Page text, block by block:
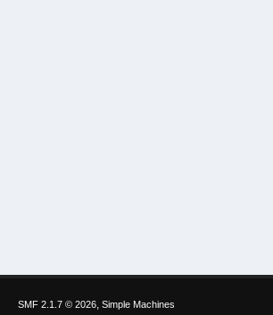
SMF 2.1.7 © 2026, Simple Machines